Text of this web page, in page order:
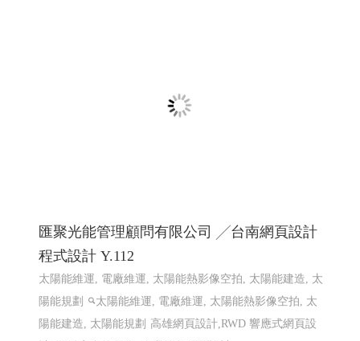
赫爾德線上德語暨德國文化教室 ,赫爾德文教
事業- 高雄網頁設計Y114
線上德語,德國文化教室,赫爾德線上德語,赫爾德文教事業
赫爾德線上德語暨德國文化教室 網頁設計案例 網頁設計